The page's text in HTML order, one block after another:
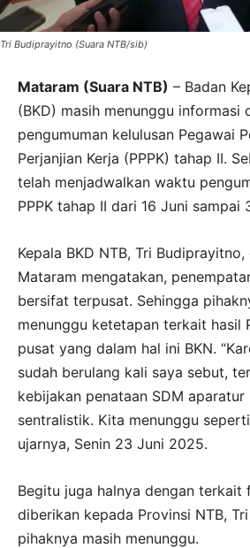
Tri Budiprayitno (Suara NTB/sib)
Mataram (Suara NTB) – Badan
(BKD) masih menunggu informasi
pengumuman kelulusan Pegawai
Perjanjian Kerja (PPPK) tahap II.
telah menjadwalkan waktu
PPPK tahap II dari 16 Juni sampai
Kepala BKD NTB, Tri
Mataram mengatakan,
bersifat terpusat. Sehingga
menunggu ketetapan terkait hasil
pusat yang dalam hal ini BKN.
sudah berulang kali saya sebut,
kebijakan penataan SDM
sentralistik. Kita menunggu
ujarnya, Senin 23 Juni 2025.
Begitu juga halnya dengan terkait
diberikan kepada Provinsi NTB,
pihaknya masih menunggu.